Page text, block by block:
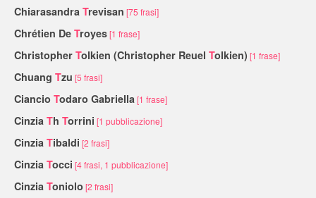
Chiarasandra Trevisan [75 frasi]
Chrétien De Troyes[1 frase]
Christopher Tolkien (Christopher Reuel Tolkien) [1 frase]
Chuang Tzu [5 frasi]
Ciancio Todaro Gabriella [1 frase]
Cinzia Th Torrini [1 pubblicazione]
Cinzia Tibaldi [2 frasi]
Cinzia Tocci [4 frasi, 1 pubblicazione]
Cinzia Toniolo [2 frasi]